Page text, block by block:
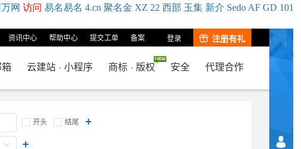
万网 访问 易名易名 4.cn 聚名金 XZ 22 西部 玉集 新介 Sedo AF GD 101